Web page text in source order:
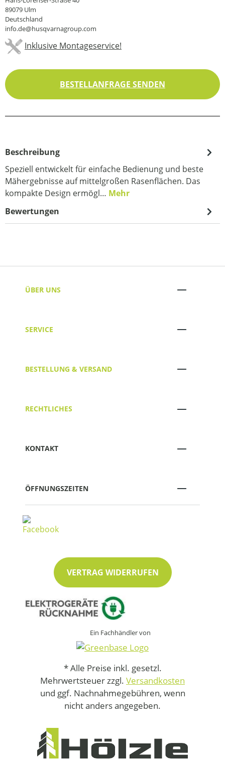
89079 Ulm
Deutschland
info.de@husqvarnagroup.com
Inklusive Montageservice!
BESTELLANFRAGE SENDEN
Beschreibung
Speziell entwickelt für einfache Bedienung und beste
Mähergebnisse auf mittelgroßen Rasenflächen. Das
kompakte Design ermögl… Mehr
Bewertungen
ÜBER UNS
SERVICE
BESTELLUNG & VERSAND
RECHTLICHES
KONTAKT
ÖFFNUNGSZEITEN
VERTRAG WIDERRUFEN
Ein Fachhändler von
* Alle Preise inkl. gesetzl.
Mehrwertsteuer zzgl. Versandkosten
und ggf. Nachnahmegebühren, wenn
nicht anders angegeben.